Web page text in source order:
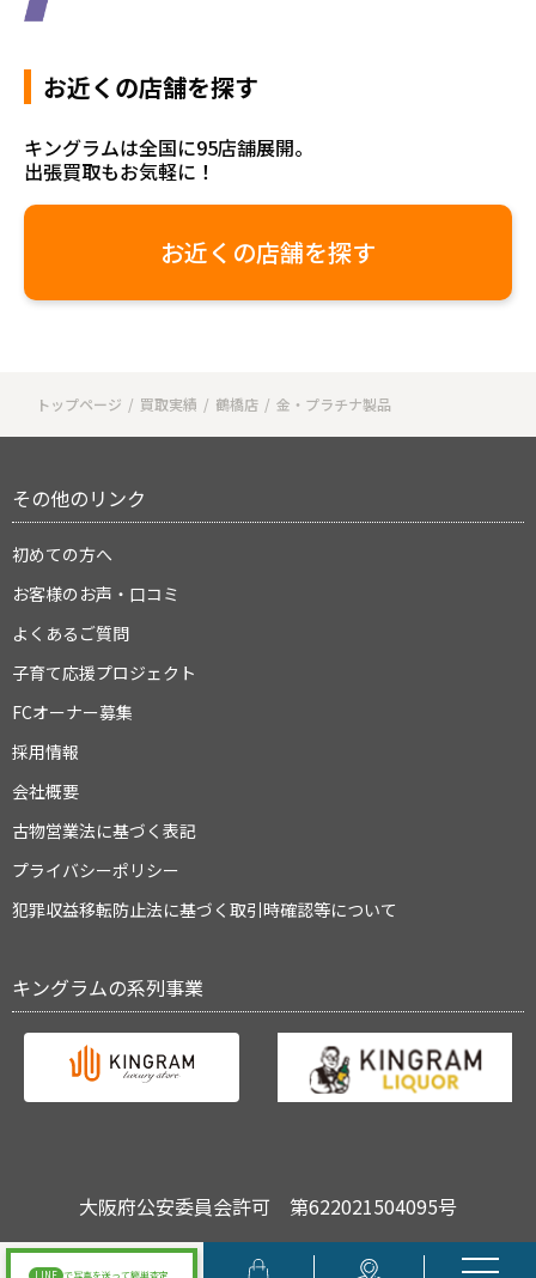
LINE で写真を送って簡単査定
お近くの店舗を探す
キングラムは全国に95店舗展開。
出張買取もお気軽に！
お近くの店舗を探す
トップページ 買取実績 鶴橋店 金・プラチナ製品
その他のリンク
初めての方へ
お客様のお声・口コミ
よくあるご質問
子育て応援プロジェクト
FCオーナー募集
採用情報
会社概要
古物営業法に基づく表記
プライバシーポリシー
犯罪収益移転防止法に基づく取引時確認等について
キングラムの系列事業
大阪府公安委員会許可 第622021504095号
Copyright © キングラム All Rights Reserved.